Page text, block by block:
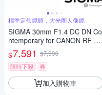
標準定焦鏡頭，大光圈人像鏡
SIGMA 30mm F1.4 DC DN Co
ntemporary for CANON RF 接
環 (公司貨) 標準大光圈定焦鏡
人像鏡 APS-C 無反微單眼專用
鏡頭
$7,591 $7,990
限時下殺
券
加入購物車